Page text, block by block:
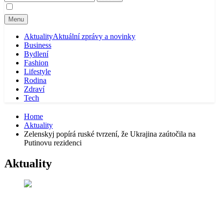
Menu
AktualityAktuální zprávy a novinky
Business
Bydlení
Fashion
Lifestyle
Rodina
Zdraví
Tech
Home
Aktuality
Zelenskyj popírá ruské tvrzení, že Ukrajina zaútočila na
Putinovu rezidenci
Aktuality